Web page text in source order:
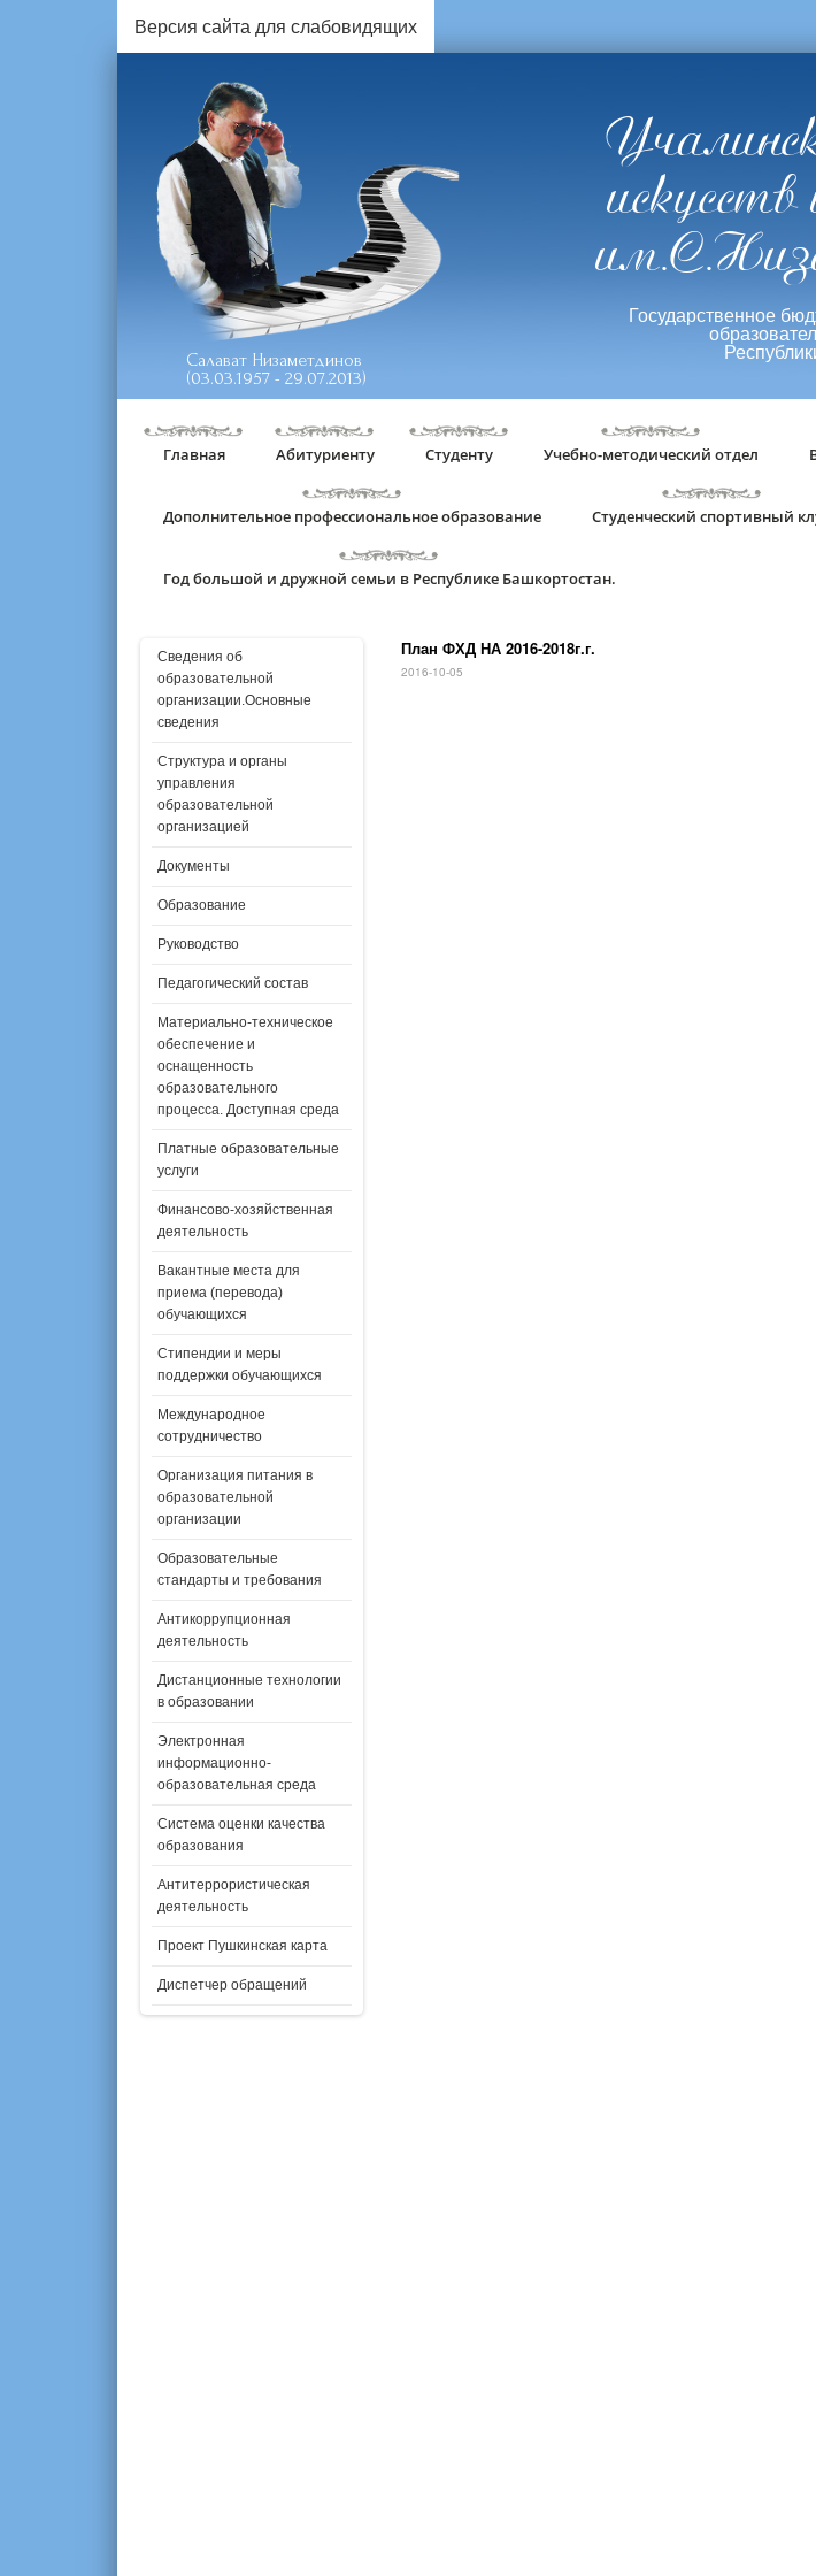
Версия сайта для слабовидящих
Салават Низаметдинов
(03.03.1957 - 29.07.2013)
Государственное
Главная Абитуриенту Студенту Учебно-методический отдел
Дополнительное профессиональное образование Студенческий спортивный
Год большой и дружной семьи в Республике Башкортостан.
Сведения об
образовательной
организации.Основные
сведения
Структура и органы
управления
образовательной
организацией
Документы
Образование
Руководство
Педагогический состав
Материально-техническое
обеспечение и
оснащенность
образовательного
процесса. Доступная среда
Платные образовательные
услуги
Финансово-хозяйственная
деятельность
Вакантные места для
приема (перевода)
обучающихся
Стипендии и меры
поддержки обучающихся
Международное
сотрудничество
Организация питания в
образовательной
организации
Образовательные
стандарты и требования
Антикоррупционная
деятельность
Дистанционные технологии
в образовании
Электронная
информационно-
образовательная среда
Система оценки качества
образования
Антитеррористическая
деятельность
Проект Пушкинская карта
Диспетчер обращений
План ФХД НА 2016-2018г.г.
2016-10-05